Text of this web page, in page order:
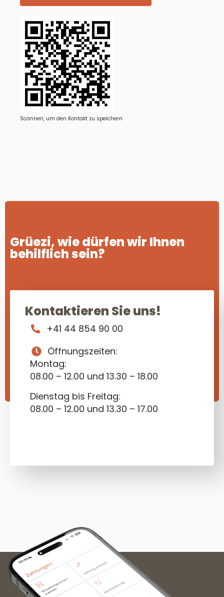
Scannen, um den Kontakt zu speichern
Grüezi, wie dürfen wir Ihnen
behilflich sein?
Kontaktieren Sie uns!
+41 44 854 90 00
Öffnungszeiten:
Montag:
08.00 – 12.00 und 13.30 – 18.00
Dienstag bis Freitag:
08.00 – 12.00 und 13.30 – 17.00